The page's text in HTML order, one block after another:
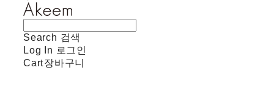
Search 검색
Log In 로그인
Cart장바구니